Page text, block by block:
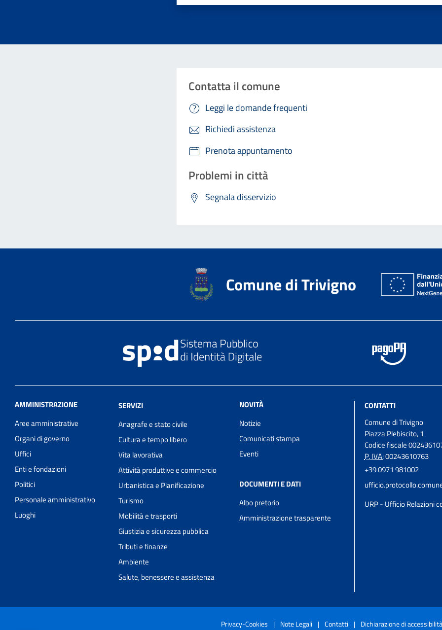
Contatta il comune
Leggi le domande frequenti
Richiedi assistenza
Prenota appuntamento
Problemi in città
Segnala disservizio
Comune di Trivigno
AMMINISTRAZIONE
Aree amministrative
Organi di governo
Uffici
Enti e fondazioni
Politici
Personale amministrativo
Luoghi
SERVIZI
Anagrafe e stato civile
Cultura e tempo libero
Vita lavorativa
Attività produttive e commercio
Urbanistica e Pianificazione
Turismo
Mobilità e trasporti
Giustizia e sicurezza pubblica
Tributi e finanze
Ambiente
Salute, benessere e assistenza
NOVITÀ
Notizie
Comunicati stampa
Eventi
DOCUMENTI E DATI
Albo pretorio
Amministrazione trasparente
CONTATTI
Comune di Trivigno
Piazza Plebiscito, 1
Codice fiscale
P. IVA:00243610763
+39 0971 981002
URP - Ufficio Relazioni
Privacy-Cookies | Note Legali | Contatti | Dichiarazione di accessibilità